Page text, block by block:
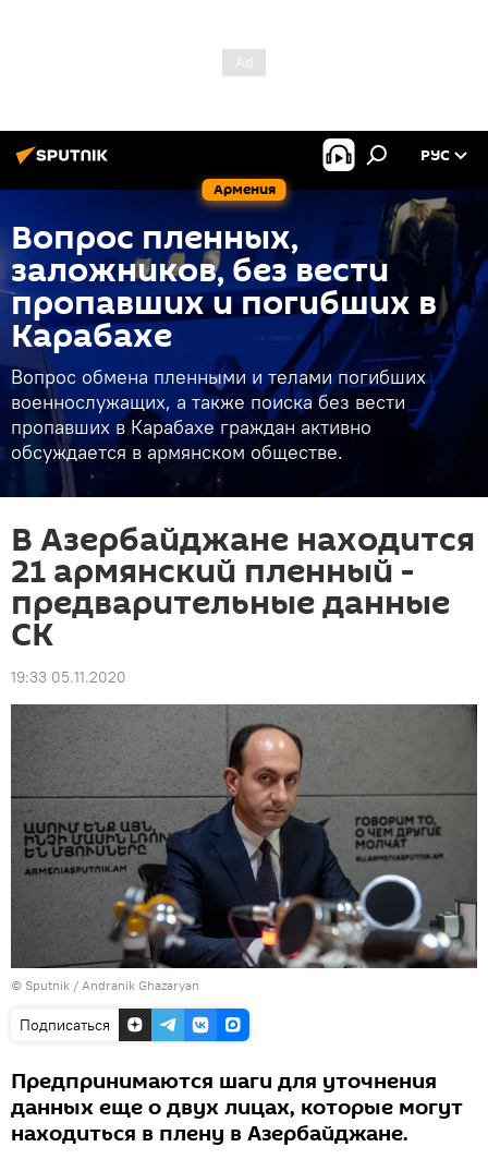
Армения
РУС
Вопрос пленных,
заложников, без вести
пропавших и погибших в
Карабахе
Вопрос обмена пленными и телами погибших
военнослужащих, а также поиска без вести
пропавших в Карабахе граждан активно
обсуждается в армянском обществе.
В Азербайджане находится
21 армянский пленный -
предварительные данные
СК
19:33 05.11.2020
© Sputnik / Andranik Ghazaryan
Подписаться
Предпринимаются шаги для уточнения
данных еще о двух лицах, которые могут
находиться в плену в Азербайджане.